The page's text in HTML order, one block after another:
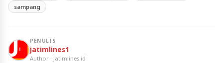
sampang
PENULIS
jatimlines1
Author · Jatimlines.id